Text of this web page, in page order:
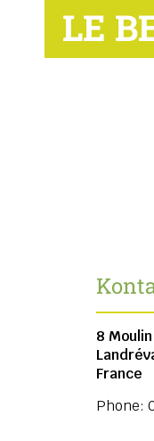
LE
8
France
Phone: